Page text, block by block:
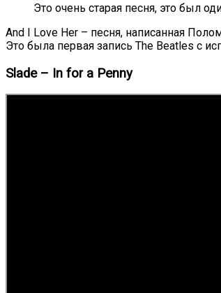
Это очень старая песня, это был
And I Love Her – песня, написанная
Это была первая запись The Beatles с
Slade – In for a Penny